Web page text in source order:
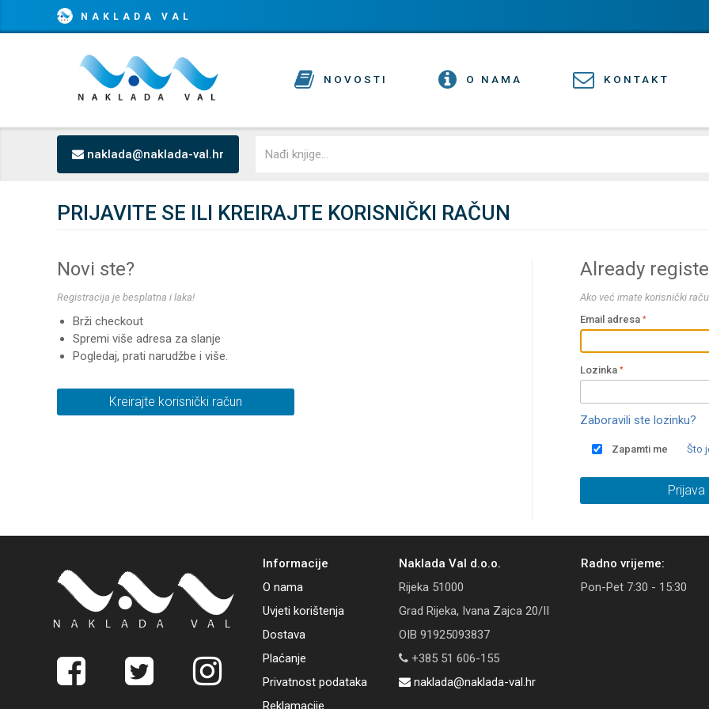
NAKLADA VAL
NOVOSTI O NAMA KONTAKT
naklada@naklada-val.hr
PRIJAVITE SE ILI KREIRAJTE KORISNIČKI RAČUN
Novi ste?
Registracija je besplatna i laka!
Brži checkout
Spremi više adresa za slanje
Pogledaj, prati narudžbe i više.
Kreirajte korisnički račun
Already
Ako već imate korisnički
Email adresa
Lozinka
Zaboravili ste lozinku?
Zapamti me Što
Prijava
Informacije
O nama
Uvjeti korištenja
Dostava
Plaćanje
Privatnost podataka
Reklamacije
Naklada Val d.o.o.
Rijeka 51000
Grad Rijeka, Ivana Zajca 20/II
OIB 91925093837
+385 51 606-155
naklada@naklada-val.hr
Radno vrijeme:
Pon-Pet 7:30 - 15:30